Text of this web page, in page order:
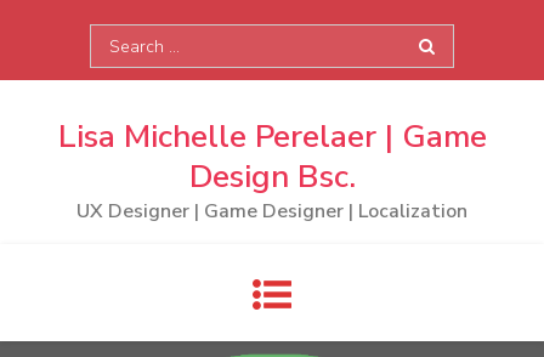
content
Search
for:
Lisa Michelle Perelaer | Game
Design Bsc.
UX Designer | Game Designer | Localization